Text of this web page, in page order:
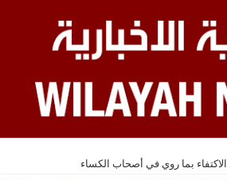
الاكتفاء بما روي في أصحاب الكساء